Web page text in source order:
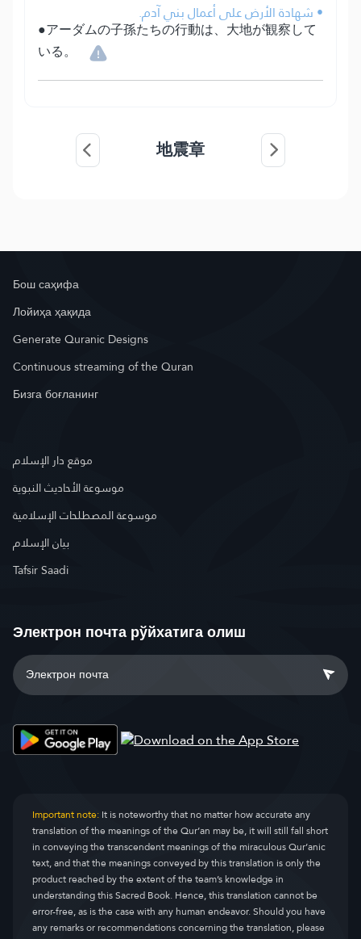
• شهادة الأرض على أعمال بني آدم.
●アーダムの子孫たちの行動は、大地が観察して
いる。
地震章
Бош саҳифа
Лойиҳа ҳақида
Generate Quranic Designs
Continuous streaming of the Quran
Бизга боғланинг
موقع دار الإسلام
موسوعة الأحاديث النبوية
موسوعة المصطلحات الإسلامية
بيان الإسلام
Tafsir Saadi
Электрон почта рўйхатига олиш
Important note:It is noteworthy that no matter how accurate any
translation of the meanings of the Qur’an may be, it will still fall short
in conveying the transcendent meanings of the miraculous Qur’anic
text, and that the meanings conveyed by this translation is only the
product reached by the extent of the team’s knowledge in
understanding this Sacred Book. Hence, this translation cannot be
error-free, as is the case with any human endeavor. Should you have
any remarks or recommendations concerning the translation, please